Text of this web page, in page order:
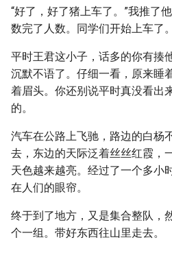
“好了，好了猪上车了。”我推了
数完了人数。同学们开始上车了。
平时王君这小子，话多的你有揍
沉默不语了。仔细一看，原来睡
着眉头。你还别说平时真没看出
的。
汽车在公路上飞驰，路边的白杨
去，东边的天际泛着丝丝红霞，
天色越来越亮。经过了一个多小
在人们的眼帘。
终于到了地方，又是集合整队，
个一组。带好东西往山里走去。